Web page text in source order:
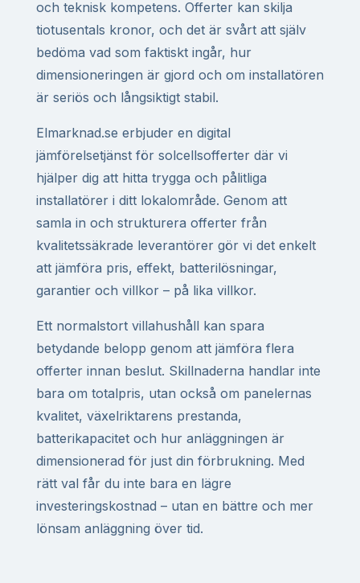
och teknisk kompetens. Offerter kan skilja
tiotusentals kronor, och det är svårt att själv
bedöma vad som faktiskt ingår, hur
dimensioneringen är gjord och om installatören
är seriös och långsiktigt stabil.
Elmarknad.se erbjuder en digital
jämförelsetjänst för solcellsofferter där vi
hjälper dig att hitta trygga och pålitliga
installatörer i ditt lokalområde. Genom att
samla in och strukturera offerter från
kvalitetssäkrade leverantörer gör vi det enkelt
att jämföra pris, effekt, batterilösningar,
garantier och villkor – på lika villkor.
Ett normalstort villahushåll kan spara
betydande belopp genom att jämföra flera
offerter innan beslut. Skillnaderna handlar inte
bara om totalpris, utan också om panelernas
kvalitet, växelriktarens prestanda,
batterikapacitet och hur anläggningen är
dimensionerad för just din förbrukning. Med
rätt val får du inte bara en lägre
investeringskostnad – utan en bättre och mer
lönsam anläggning över tid.